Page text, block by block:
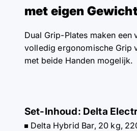
met eigen
Dual Grip-Plates maken
volledig ergonomische Grip
met beide Handen mogelijk.
Set-Inhoud: Delta
Delta Hybrid Bar, 20 kg,